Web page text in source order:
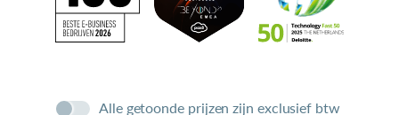
Alle getoonde prijzen zijn exclusief btw